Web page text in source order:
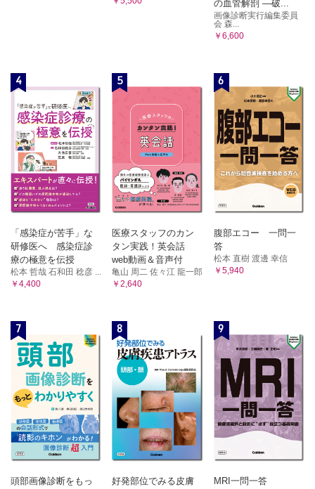
の血管解剖 ―破...
画像診断実行編集委員
会 森...
￥6,600
4
「感染症が苦手」な
研修医へ 感染症診
療の極意を伝授
松本 哲哉 石和田 稔彦 ...
￥4,400
5
医療スタッフのカン
タン実践！英会話
web動画＆音声付
亀山 周二 佐々江 龍一郎
￥2,640
6
腹部エコー 一問一
答
松本 直樹 渡邊 幸信
￥5,940
7
頭部画像診断をもっ
8
好発部位でみる皮膚
9
MRI一問一答